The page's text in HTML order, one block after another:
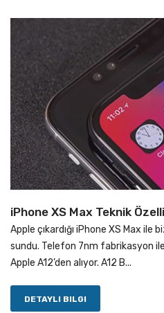
iPhone XS Max Teknik
Apple çıkardığı iPhone XS Max
sundu. Telefon 7nm fabrikasyon
Apple A12’den alıyor. A12 B...
DETAYLI BILGI